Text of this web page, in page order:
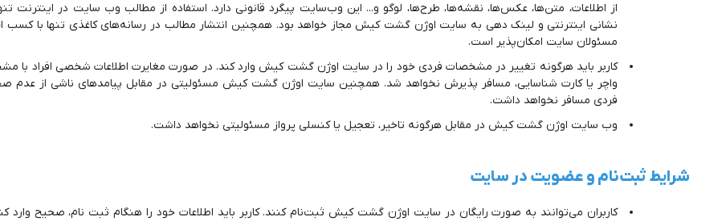
از اطلاعات، متن‌ها، عکس‌ها، نقشه‌ها، طرح‌ها، لوگو و... این وب‌سایت پیگرد قانونی دارد. استفاده از مطالب وب سایت در اینترنت
نشانی اینترنتی و لینک دهی به سایت اوژن گشت کیش مجاز خواهد بود. همچنین انتشار مطالب در رسانه‌های کاغذی تنها با کسب
مسئولان سایت امکان‌پذیر است.
کاربر باید هرگونه تغییر در مشخصات فردی خود را در سایت اوژن گشت کیش وارد کند. در صورت مغایرت اطلاعات شخصی افراد با
واچر یا کارت شناسایی، مسافر پذیرش نخواهد شد. همچنین سایت اوژن گشت کیش مسئولیتی در مقابل پیامدهای ناشی از عدم
فردی مسافر نخواهد داشت.
وب سایت اوژن گشت کیش در مقابل هرگونه تاخیر،‌ تعجیل یا کنسلی پرواز مسئولیتی نخواهد داشت.
شرایط ثبت‌نام و عضویت در سایت
کاربران می‌توانند به صورت رایگان در سایت اوژن گشت کیش ثبت‌نام کنند. کاربر باید اطلاعات خود را هنگام ثبت نام، صحیح وارد